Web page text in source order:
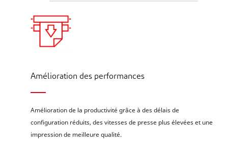
Amélioration des performances
Amélioration de la productivité grâce à des délais de
configuration réduits, des vitesses de presse plus élevées et une
impression de meilleure qualité.